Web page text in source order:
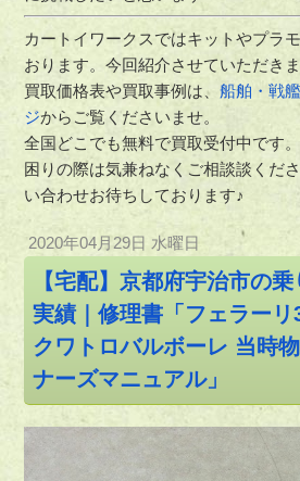
カートイワークスではキットやプラ
おります。今回紹介させていただき
買取価格表や買取事例は、船舶・戦
ジからご覧くださいませ。
全国どこでも無料で買取受付中です
困りの際は気兼ねなくご相談談くだ
い合わせお待ちしております♪
2020年04月29日 水曜日
【宅配】京都府宇治市の
実績｜修理書「フェラー
クワトロバルボーレ 当時
ナーズマニュアル」